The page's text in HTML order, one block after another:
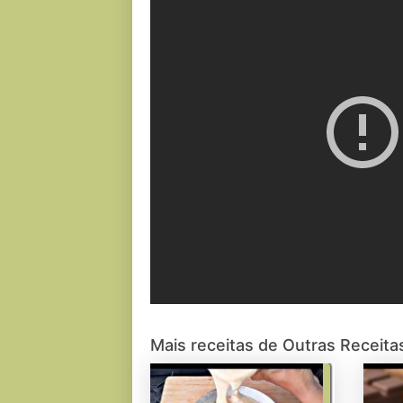
Mais receitas de Outras